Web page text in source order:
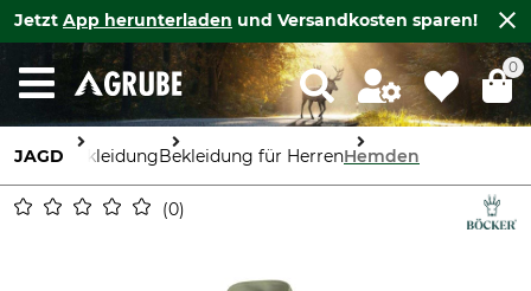
Jetzt App herunterladen und Versandkosten sparen!
0
JAGD BekleidungBekleidung für HerrenHemden
0